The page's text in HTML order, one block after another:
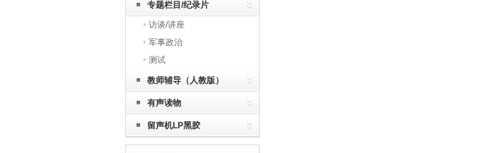
专题栏目/纪录片
访谈/讲座
军事政治
测试
教师辅导（人教版）
有声读物
留声机LP黑胶